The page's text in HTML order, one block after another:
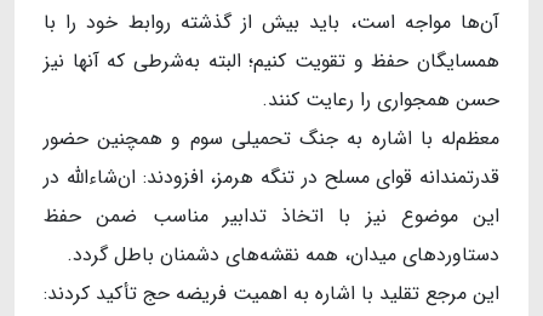
آن‌ها مواجه است، باید بیش از گذشته روابط خود را با
همسایگان حفظ و تقویت کنیم؛ البته به‌شرطی که آنها نیز
حسن همجواری را رعایت کنند.
معظم‌له با اشاره به جنگ تحمیلی سوم و همچنین حضور
قدرتمندانه قوای مسلح در تنگه هرمز، افزودند: ان‌شاءالله در
این موضوع نیز با اتخاذ تدابیر مناسب ضمن حفظ
دستاوردهای میدان، همه نقشه‌های دشمنان باطل گردد.
این مرجع تقلید با اشاره به اهمیت فریضه حج تأکید کردند: